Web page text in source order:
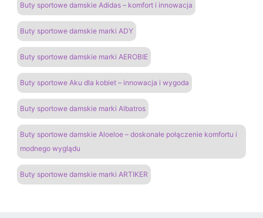
Buty sportowe damskie Adidas – komfort i innowacja
Buty sportowe damskie marki ADY
Buty sportowe damskie marki AEROBIE
Buty sportowe Aku dla kobiet – innowacja i wygoda
Buty sportowe damskie marki Albatros
Buty sportowe damskie Aloeloe – doskonałe połączenie komfortu i
modnego wyglądu
Buty sportowe damskie marki ARTIKER